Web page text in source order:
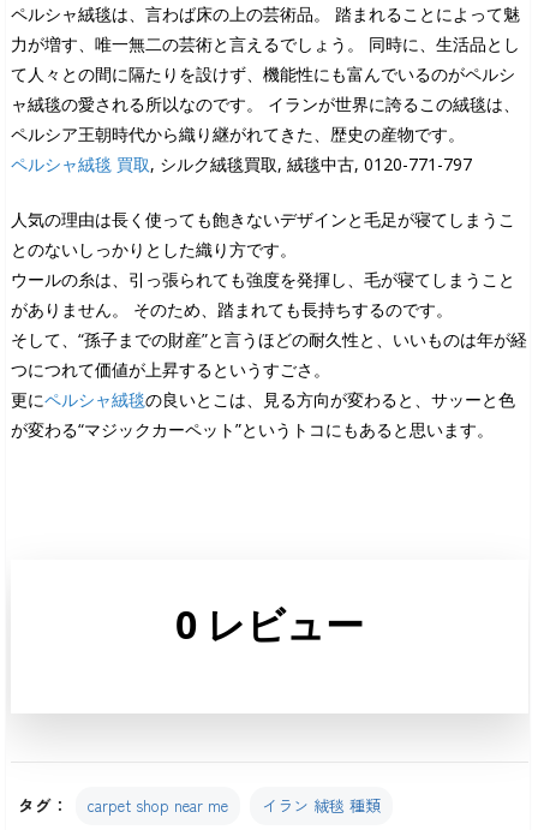
ペルシャ絨毯は、言わば床の上の芸術品。 踏まれることによって魅
力が増す、唯一無二の芸術と言えるでしょう。 同時に、生活品とし
て人々との間に隔たりを設けず、機能性にも富んでいるのがペルシ
ャ絨毯の愛される所以なのです。 イランが世界に誇るこの絨毯は、
ペルシア王朝時代から織り継がれてきた、歴史の産物です。
ペルシャ絨毯 買取, シルク絨毯買取, 絨毯中古, 0120-771-797
人気の理由は長く使っても飽きないデザインと毛足が寝てしまうこ
とのないしっかりとした織り方です。
ウールの糸は、引っ張られても強度を発揮し、毛が寝てしまうこと
がありません。 そのため、踏まれても長持ちするのです。
そして、“孫子までの財産”と言うほどの耐久性と、いいものは年が経
つにつれて価値が上昇するというすごさ。
更にペルシャ絨毯の良いとこは、見る方向が変わると、サッーと色
が変わる“マジックカーペット”というトコにもあると思います。
0 レビュー
タグ： carpet shop near me イラン 絨毯 種類